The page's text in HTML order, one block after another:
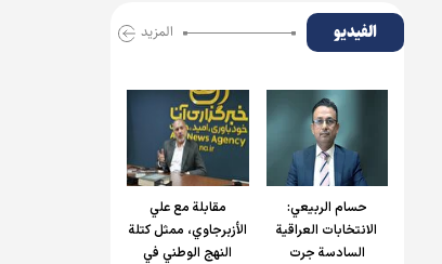
الفیدیو المزید
حسام الربیعي:
الانتخابات العراقية
السادسة جرت
مقابلة مع علي
الأزبرجاوي، ممثل كتلة
النهج الوطني في